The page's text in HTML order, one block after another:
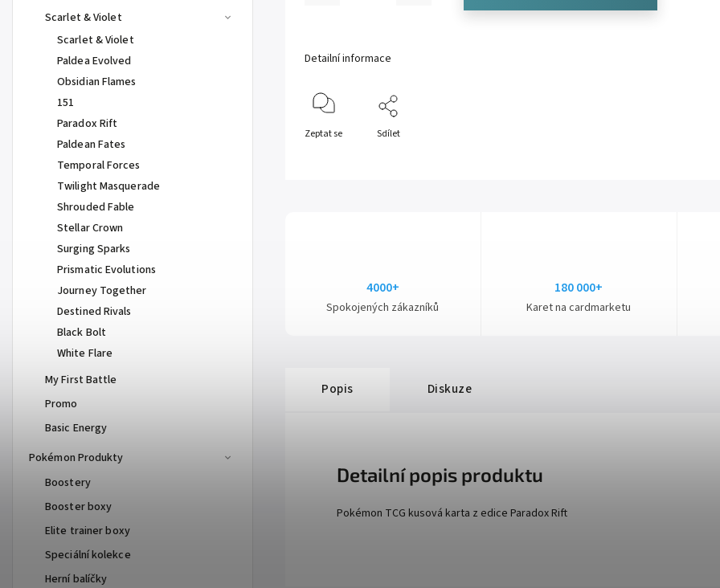
Scarlet & Violet
Scarlet & Violet
Paldea Evolved
Obsidian Flames
151
Paradox Rift
Paldean Fates
Temporal Forces
Twilight Masquerade
Shrouded Fable
Stellar Crown
Surging Sparks
Prismatic Evolutions
Journey Together
Destined Rivals
Black Bolt
White Flare
My First Battle
Promo
Basic Energy
Pokémon Produkty
Boostery
Booster boxy
Elite trainer boxy
Speciální kolekce
Herní balíčky
Detailní informace
Zeptat se Sdílet
4000+
Spokojených zákazníků
180 000+
Karet na cardmarketu
Popis Diskuze
Detailní popis produktu
Pokémon TCG kusová karta z edice Paradox Rift